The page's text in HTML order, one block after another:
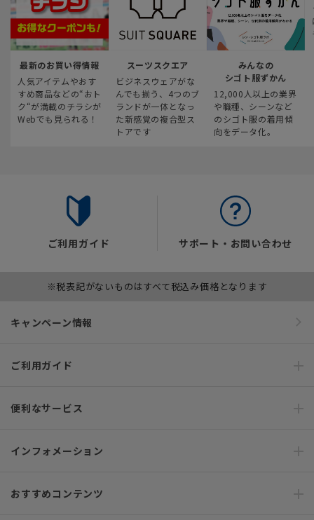
最新のお買い得情報
人気アイテムやおす
すめ商品などの“おト
ク“が満載のチラシが
Webでも見られる！
スーツスクエア
ビジネスウェアがな
んでも揃う、4つのブ
ランドが一体となっ
た新感覚の複合型ス
トアです
みんなの
シゴト服ずかん
12,000人以上の業界
や職種、シーンなど
のシゴト服の着用傾
向をデータ化。
ご利用ガイド サポート・お問い合わせ
※税表記がないものはすべて税込み価格となります
キャンペーン情報
ご利用ガイド
便利なサービス
インフォメーション
おすすめコンテンツ